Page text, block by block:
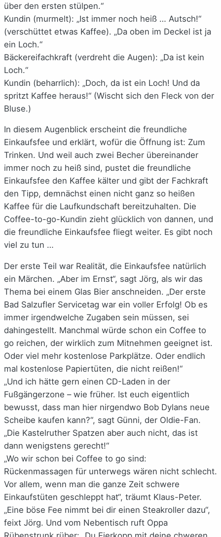
über den ersten stülpen.“
Kundin (murmelt): „Ist immer noch heiß … Autsch!“
(verschüttet etwas Kaffee). „Da oben im Deckel ist ja
ein Loch.“
Bäckereifachkraft (verdreht die Augen): „Da ist kein
Loch.“
Kundin (beharrlich): „Doch, da ist ein Loch! Und da
spritzt Kaffee heraus!“ (Wischt sich den Fleck von der
Bluse.)
In diesem Augenblick erscheint die freundliche
Einkaufsfee und erklärt, wofür die Öffnung ist: Zum
Trinken. Und weil auch zwei Becher übereinander
immer noch zu heiß sind, pustet die freundliche
Einkaufsfee den Kaffee kälter und gibt der Fachkraft
den Tipp, demnächst einen nicht ganz so heißen
Kaffee für die Laufkundschaft bereitzuhalten. Die
Coffee-to-go-Kundin zieht glücklich von dannen, und
die freundliche Einkaufsfee fliegt weiter. Es gibt noch
viel zu tun …
Der erste Teil war Realität, die Einkaufsfee natürlich
ein Märchen. „Aber im Ernst“, sagt Jörg, als wir das
Thema bei einem Glas Bier anschneiden. „Der erste
Bad Salzufler Servicetag war ein voller Erfolg! Ob es
immer irgendwelche Zugaben sein müssen, sei
dahingestellt. Manchmal würde schon ein Coffee to
go reichen, der wirklich zum Mitnehmen geeignet ist.
Oder viel mehr kostenlose Parkplätze. Oder endlich
mal kostenlose Papiertüten, die nicht reißen!“
„Und ich hätte gern einen CD-Laden in der
Fußgängerzone – wie früher. Ist euch eigentlich
bewusst, dass man hier nirgendwo Bob Dylans neue
Scheibe kaufen kann?“, sagt Günni, der Oldie-Fan.
„Die Kastelruther Spatzen aber auch nicht, das ist
dann wenigstens gerecht!“
„Wo wir schon bei Coffee to go sind:
Rückenmassagen für unterwegs wären nicht schlecht.
Vor allem, wenn man die ganze Zeit schwere
Einkaufstüten geschleppt hat“, träumt Klaus-Peter.
„Eine böse Fee nimmt bei dir einen Steakroller dazu“,
feixt Jörg. Und vom Nebentisch ruft Oppa